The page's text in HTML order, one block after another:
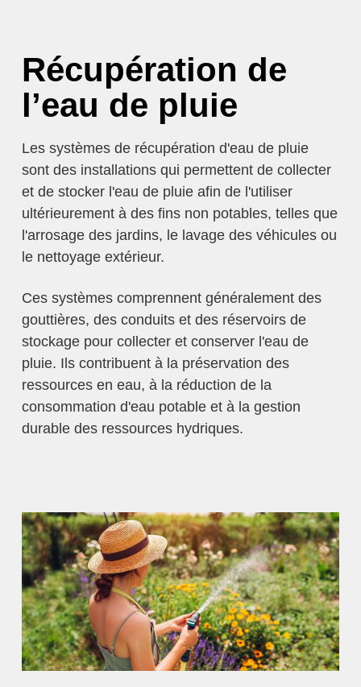
Récupération de
l’eau de pluie
Les systèmes de récupération d'eau de pluie
sont des installations qui permettent de collecter
et de stocker l'eau de pluie afin de l'utiliser
ultérieurement à des fins non potables, telles que
l'arrosage des jardins, le lavage des véhicules ou
le nettoyage extérieur.
Ces systèmes comprennent généralement des
gouttières, des conduits et des réservoirs de
stockage pour collecter et conserver l'eau de
pluie. Ils contribuent à la préservation des
ressources en eau, à la réduction de la
consommation d'eau potable et à la gestion
durable des ressources hydriques.